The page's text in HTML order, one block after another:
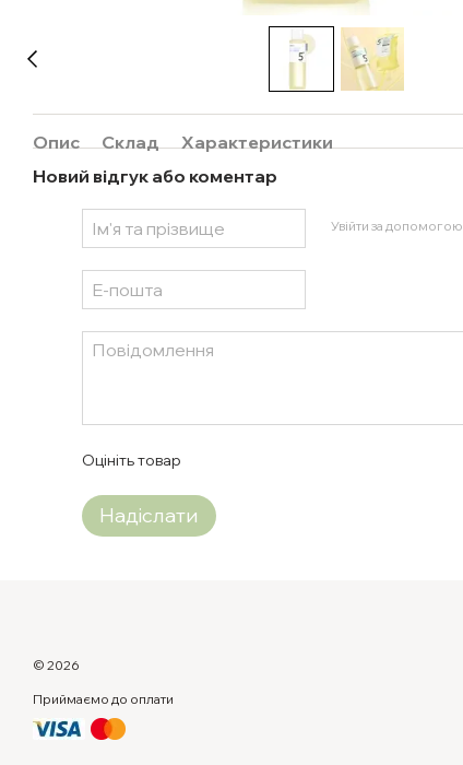
Опис Склад
Характеристики
Новий відгук або коментар
Увійти за допомогою
Оцініть товар
Надіслати
© 2026
Приймаємо до оплати